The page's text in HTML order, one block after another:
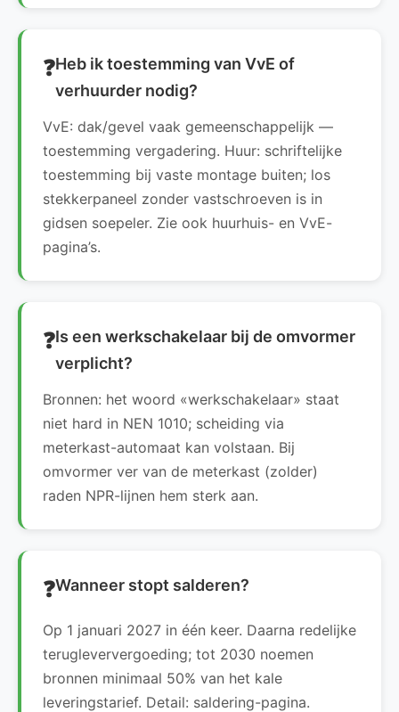
Heb ik toestemming van VvE of
verhuurder nodig?
VvE: dak/gevel vaak gemeenschappelijk —
toestemming vergadering. Huur: schriftelijke
toestemming bij vaste montage buiten; los
stekkerpaneel zonder vastschroeven is in
gidsen soepeler. Zie ook huurhuis- en VvE-
pagina’s.
Is een werkschakelaar bij de omvormer
verplicht?
Bronnen: het woord «werkschakelaar» staat
niet hard in NEN 1010; scheiding via
meterkast-automaat kan volstaan. Bij
omvormer ver van de meterkast (zolder)
raden NPR-lijnen hem sterk aan.
Wanneer stopt salderen?
Op 1 januari 2027 in één keer. Daarna redelijke
terugleververgoeding; tot 2030 noemen
bronnen minimaal 50% van het kale
leveringstarief. Detail: saldering-pagina.